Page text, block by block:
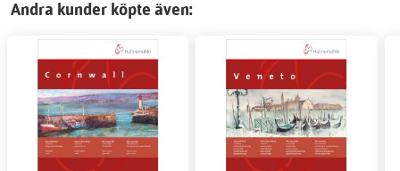
Andra kunder köpte även: